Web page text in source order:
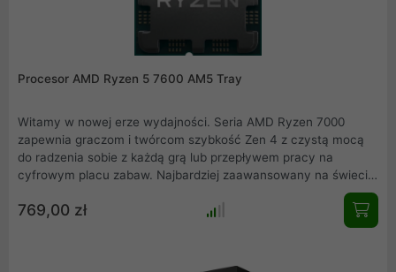
Procesor AMD Ryzen 5 7600 AM5 Tray
Witamy w nowej erze wydajności. Seria AMD Ryzen 7000
zapewnia graczom i twórcom szybkość Zen 4 z czystą mocą
do radzenia sobie z każdą grą lub przepływem pracy na
cyfrowym placu zabaw. Najbardziej zaawansowany na świecie
procesor do komputerów PC dla graczy i twórców zwiększa
wiodącą pozycję AMD w zakresie wydajności komputera.
Procesor AMD Ryzen 5 7600 względem wersji 7600X posiada
przy tym znacznie niższym współczynnikiem TDP, który ma
769,00 zł